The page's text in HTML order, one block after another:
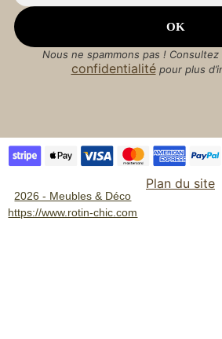
Nous ne spammons pas !
confidentialitépour plus
2026 - Meubles & Déco
https://www.rotin-chic.com
Plan du site